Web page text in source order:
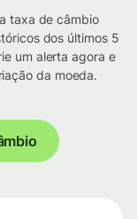
taxa de câmbio
dos últimos 5
um alerta agora e
da moeda.